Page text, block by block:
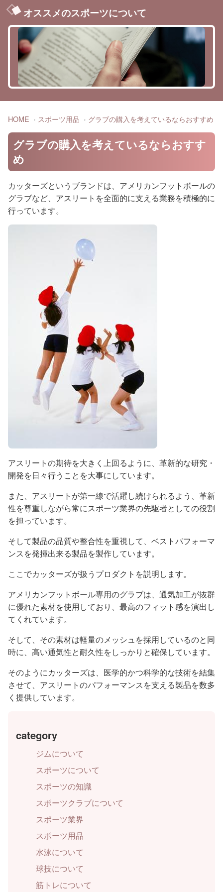
オススメのスポーツについて
HOME スポーツ用品 グラブの購入を考えているならおすすめ
グラブの購入を考えているならおすす
め
カッターズというブランドは、アメリカンフットボールの
グラブなど、アスリートを全面的に支える業務を積極的に
行っています。
アスリートの期待を大きく上回るように、革新的な研究・
開発を日々行うことを大事にしています。
また、アスリートが第一線で活躍し続けられるよう、革新
性を尊重しながら常にスポーツ業界の先駆者としての役割
を担っています。
そして製品の品質や整合性を重視して、ベストパフォーマ
ンスを発揮出来る製品を製作しています。
ここでカッターズが扱うプロダクトを説明します。
アメリカンフットボール専用のグラブは、通気加工が抜群
に優れた素材を使用しており、最高のフィット感を演出し
てくれています。
そして、その素材は軽量のメッシュを採用しているのと同
時に、高い通気性と耐久性をしっかりと確保しています。
そのようにカッターズは、医学的かつ科学的な技術を結集
させて、アスリートのパフォーマンスを支える製品を数多
く提供しています。
category
ジムについて
スポーツについて
スポーツの知識
スポーツクラブについて
スポーツ業界
スポーツ用品
水泳について
球技について
筋トレについて